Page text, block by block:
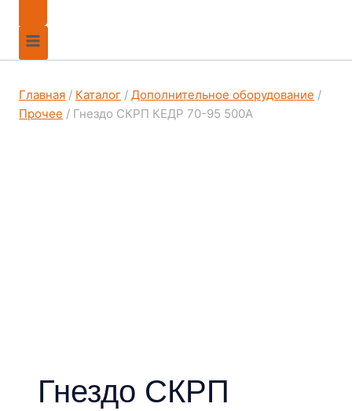
Главная / Каталог / Дополнительное оборудование /
Прочее / Гнездо СКРП КЕДР 70-95 500А
Гнездо СКРП